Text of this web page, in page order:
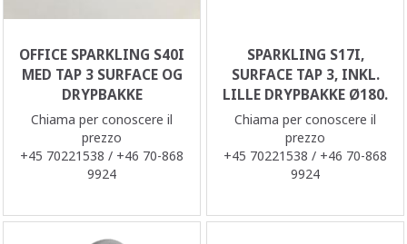
OFFICE SPARKLING S40I
MED TAP 3 SURFACE OG
DRYPBAKKE
Chiama per conoscere il
prezzo
+45 70221538 / +46 70-868
9924
SPARKLING S17I,
SURFACE TAP 3, INKL.
LILLE DRYPBAKKE Ø180.
Chiama per conoscere il
prezzo
+45 70221538 / +46 70-868
9924